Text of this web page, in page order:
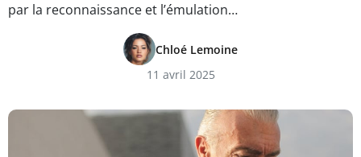
par la reconnaissance et l’émulation…
Chloé Lemoine
11 avril 2025